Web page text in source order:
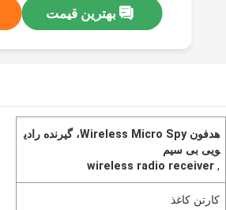
بهترین قیمت
هدفون Wireless Micro Spy، گیرنده رادی
ویی بی سیم
,
wireless radio receiver
کارتن کاغذ